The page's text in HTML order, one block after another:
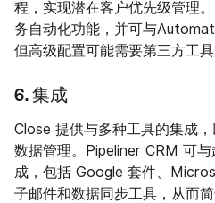
程，实现潜在客户优先级管理
务自动化功能，并可与
但高级配置可能需要第三方工具
6. 集成
Close 提供与多种工具的集成
数据管理。Pipeliner CRM 可
成，包括 Google 套件、
子邮件和数据同步工具，从而